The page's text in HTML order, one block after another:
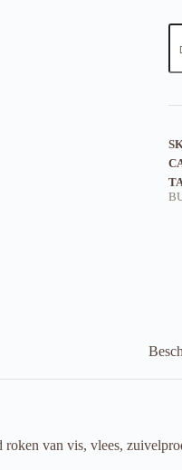
van vis, vlees,